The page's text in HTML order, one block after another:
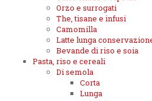
Orzo e surrogati
The, tisane e infusi
Camomilla
Latte lunga
Bevande di riso e soia
Pasta, riso e cereali
Di semola
Corta
Lunga